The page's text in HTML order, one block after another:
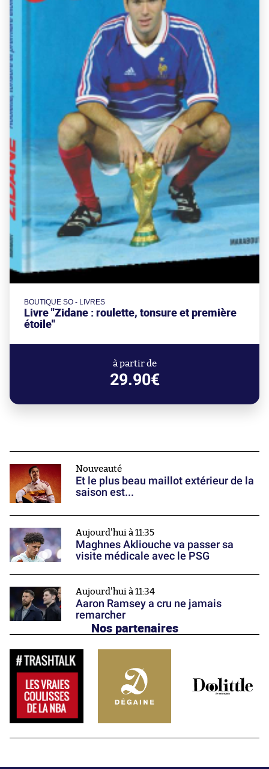
BOUTIQUE SO - LIVRES
Livre "Zidane : roulette, tonsure et première
étoile"
à partir de
29.90€
Nouveauté
Et le plus beau maillot extérieur de la
saison est...
Aujourd'hui à 11:35
Maghnes Akliouche va passer sa
visite médicale avec le PSG
Aujourd'hui à 11:34
Aaron Ramsey a cru ne jamais
remarcher
Nos partenaires